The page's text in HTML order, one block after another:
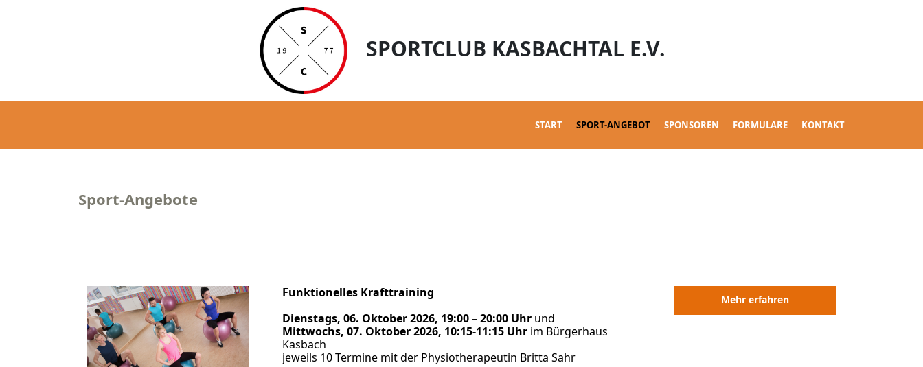
SPORTCLUB KASBACHTAL E.V.
START SPORT-ANGEBOT SPONSOREN FORMULARE KONTAKT
Sport-Angebote
Funktionelles Krafttraining
Dienstags, 06. Oktober 2026, 19:00 – 20:00 Uhr und
Mittwochs, 07. Oktober 2026, 10:15-11:15 Uhr im Bürgerhaus
Kasbach
jeweils 10 Termine mit der Physiotherapeutin Britta Sahr
Mehr erfahren